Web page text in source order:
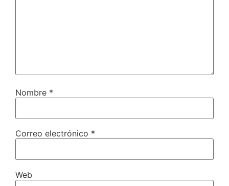
Nombre *
Correo electrónico *
Web